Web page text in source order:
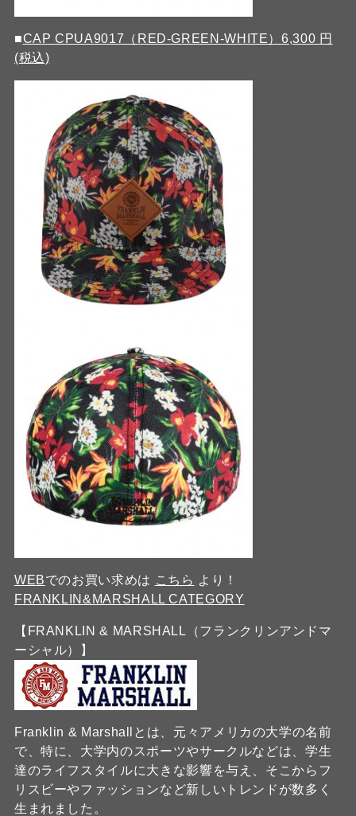
■CAP CPUA9017（RED-GREEN-WHITE）6,300 円
(税込)
WEBでのお買い求めは こちら より！
FRANKLIN&MARSHALL CATEGORY
【FRANKLIN & MARSHALL（フランクリンアンドマ
ーシャル）】
Franklin & Marshallとは、元々アメリカの大学の名前
で、特に、大学内のスポーツやサークルなどは、学生
達のライフスタイルに大きな影響を与え、そこからフ
リスビーやファッションなど新しいトレンドが数多く
生まれました。